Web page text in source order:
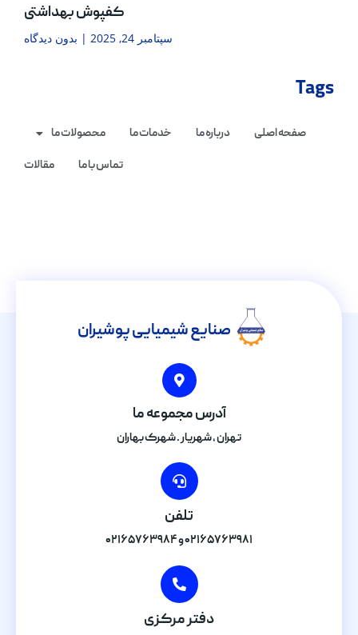
کفپوش بهداشتی
سپتامبر 24, 2025 بدون دیدگاه
Tags
صفحه اصلی درباره ما خدمات ما
محصولات ما
تماس با ما
مقالات
صنایع شیمیایی پوشیران
آدرس مجموعه ما
تهران , شهریار . شهرک بهاران
تلفن
۰۲۱۶۵۷۶۳۹۸۱ و ۰۲۱۶۵۷۶۳۹۸۴
دفتر مرکزی